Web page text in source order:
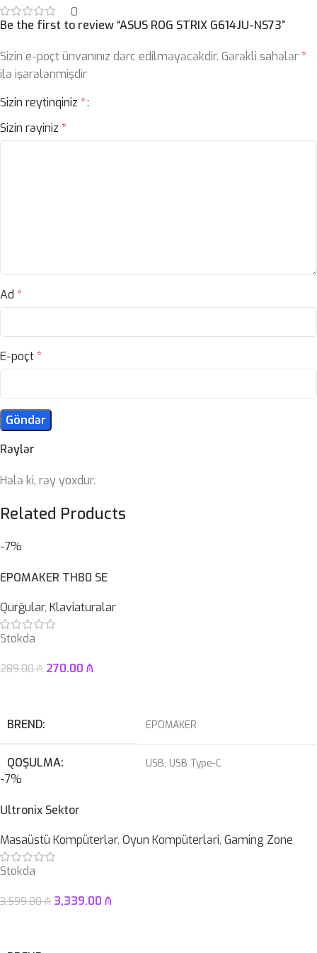
0
Rəylər
Hələ ki, rəy yoxdur.
Be the first to review “ASUS ROG STRIX G614JU-NS73”
Sizin e-poçt ünvanınız dərc edilməyəcəkdir. Gərəkli sahələr*
ilə işarələnmişdir
Sizin reytinqiniz *
Sizin rəyiniz *
Ad *
E-poçt*
Related Products
-7%
EPOMAKER TH80 SE
Qurğular, Klaviaturalar
Stokda
289.00₼ 270.00 ₼
BREND EPOMAKER
QOŞULMA USB, USB Type-C
SWITCH Blue
-7%
Ultronix Sektor
Masaüstü Kompüterlər, Oyun Kompüterləri, Gaming Zone
Stokda
3,599.00₼ 3,339.00 ₼